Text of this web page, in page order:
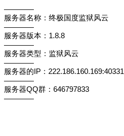
————
服务器名称：终极国度监狱风云
————
服务器版本：1.8.8
————
服务器类型：监狱风云
————
服务器的IP：222.186.160.169:40331
————
服务器QQ群：646797833
————